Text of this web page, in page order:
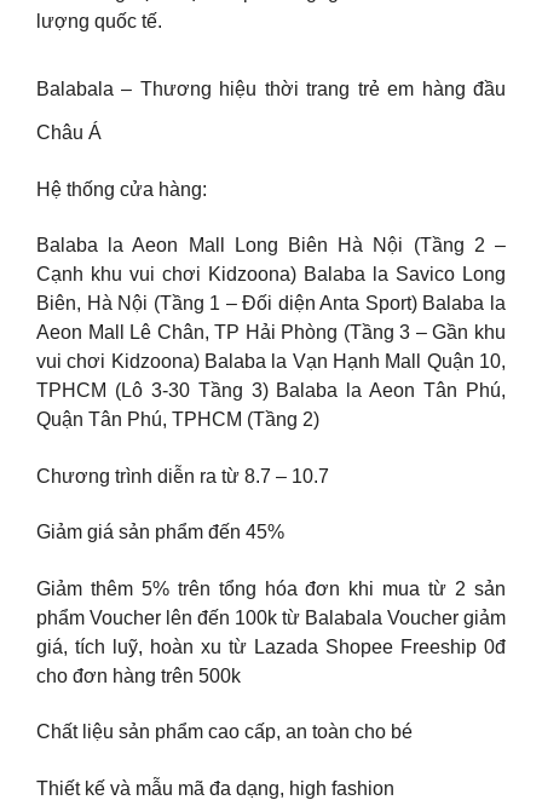
lượng quốc tế.
Balabala – Thương hiệu thời trang trẻ em hàng đầu
Châu Á
Hệ thống cửa hàng:
Balaba la Aeon Mall Long Biên Hà Nội (Tầng 2 –
Cạnh khu vui chơi Kidzoona) Balaba la Savico Long
Biên, Hà Nội (Tầng 1 – Đối diện Anta Sport) Balaba la
Aeon Mall Lê Chân, TP Hải Phòng (Tầng 3 – Gần khu
vui chơi Kidzoona) Balaba la Vạn Hạnh Mall Quận 10,
TPHCM (Lô 3-30 Tầng 3) Balaba la Aeon Tân Phú,
Quận Tân Phú, TPHCM (Tầng 2)
Chương trình diễn ra từ 8.7 – 10.7
Giảm giá sản phẩm đến 45%
Giảm thêm 5% trên tổng hóa đơn khi mua từ 2 sản
phẩm Voucher lên đến 100k từ Balabala Voucher giảm
giá, tích luỹ, hoàn xu từ Lazada Shopee Freeship 0đ
cho đơn hàng trên 500k
Chất liệu sản phẩm cao cấp, an toàn cho bé
Thiết kế và mẫu mã đa dạng, high fashion